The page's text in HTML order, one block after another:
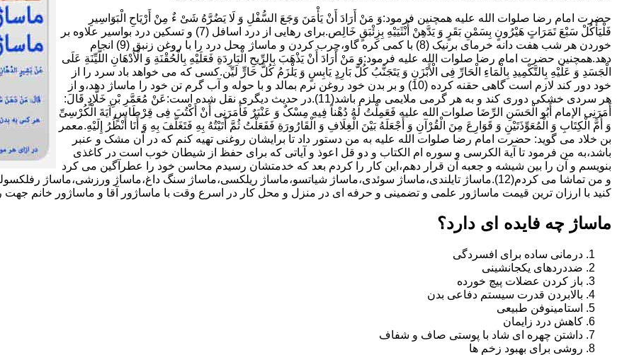
حضرت امام رضا صلوات الله علیه همچنین فرمود:وَ مَنْ أَرَادَ أَنْ یَأْمَنَ وَجَعَ السُّفْلِ وَ لَا یَضُرَّهُ شَیْ ءٌ مِنْ أَرْیَاحِ الْبَوَاسِیرِ
فَلْیَأْکُلْ سَبْعَ تَمَرَاتٍ هَیْرُونٍ بِسَمْنِ بَقَرٍ وَ یَدَّهِنْ أُنْثَیَیْهِ بِزِئْبَقٍ خَالِص.برای رهایی از درد اسافل (7) و تسکین درد بواسیر علاوه بر
خوردن هر شب هفت دانه خرمای برنیک (8) با کمی کره گاو،چرب کردن و ماساژ محل درد را با روغن زنبق (9) انجام
دهد.همچنین حضرت امام رضا صلوات الله علیه فرمود:وَ مَنْ أَرَادَ أَنْ یَذْهَبَ بِالرِّیحِ الْبَارِدَةِ فَعَلَیْهِ بِالْحُقْنَةِ وَ الْأَدْهَانِ اللَّیِّنَةِ عَلَى
الْجَسَدِ وَ عَلَیْهِ بِالتَّکْمِیدِ بِالْمَاءِ الْحَارِّ فِی الْأَبْزَنِ وَ یَتَجَنَّبُ کُلَّ بَارِدٍ یَابِسٍ وَ یَلْزَمُ کُلَّ حَارٍّ لَیِّن.کسی که می خواهد باد سرد را از
خود دور کند لازم است گاهی حقنه کرده (10) و بر بدن خود روغن نرم بمالد و با حوله و آب گرم تن خود را ماساژ دهد،و از
هر سردی خشکی دوری کند و به هر گرمی ملایمی ملزم باشد(11).در حدیث دیگری نقل شده است:عَنْ مُعَمَّرِ بْنِ خَلَّادٍ قَالَ:
أَمَرَنِی الإمام أَبُو الْحَسَنِ الرِّضَا صلوات الله علیه فَعَمِلْتُ لَهُ دُهْناً فِیهِ مِسْکٌ وَ عَنْبَرٌ فَأَمَرَنِی أَنْ أَکْتُبَ فِی قِرْطَاسٍ آیَةَ الْکُرْسِیِّ
وَ أُمَّ الْکِتَابِ وَ الْمُعَوِّذَتَیْنِ وَ قَوَارِعَ مِنَ الْقُرْآنِ وَ أَجْعَلَهُ بَیْنَ الْغِلَافِ وَ الْقَارُورَةِ فَفَعَلْتُ ثُمَّ أَتَیْتُهُ بِهِ فَتَغَلَّفَ بِهِ وَ أَنَا أَنْظُرُ إِلَیْهِ.معمر
بن خلاد می گوید: حضرت امام رضا صلوات الله علیه به من دستور داد تا برایشان روغنى تهیه کنم که در آن مشک و عنبر
باشد،به من فرمود تا آیة الکرسى و سوره ام الکتاب و دو قل اعوذ و آیاتى که براى حفظ از شیطان خوب است در کاغذى
بنویسم و آن را بین شیشه و جعبه آن قرار دهم،این کار را کردم بعد که خدمتشان رسیدم محاسن خود را عطرآگین می کرد
و من تماشا می کردم(12).ماساژ تایلندی،ماساژ سوئدی،ماساژ شیاتسو،ماساژ ریلکسی،ماساژ سنگ داغ،ماساژ ورزشی،ماساژ
کنید با ارزان ترین قیمت ماساژور علمی و تضمینی و حرفه ای در منزل و محل کار در اسرع وقت با ماساژور آقا و ماساژور خانم جهت رزرو با این شماره تماس
ماساژ چه فایده ای دارد؟
درمانی ساده برای افسردگی
ضددردهای یکجانشینی
باز کردن عضلات پیچ خورده
بالابردن قدرت سیستم دفاعی بدن
استامینوفن طبیعی
کاهش درد زایمان
داشتن چهره ای شاد با پوستی صاف و شفاف
روشی برای بهبود زخم ها